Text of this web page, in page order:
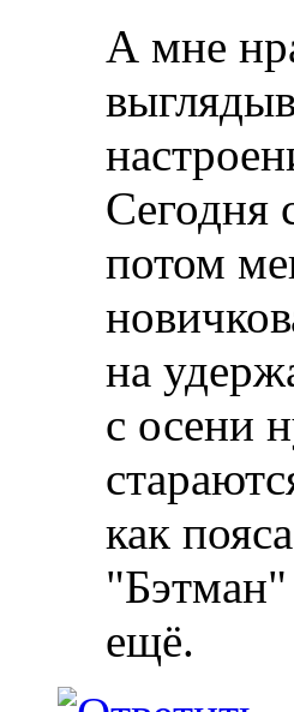
А мне
Сегодня
потом
на
с осени
как
ещё.